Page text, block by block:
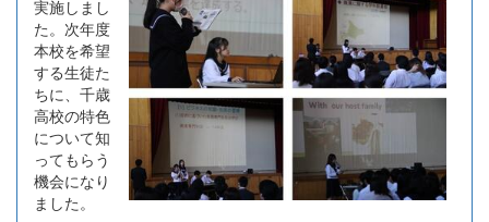
実施しまし
た。次年度
本校を希望
する生徒た
ちに、千歳
高校の特色
について知
ってもらう
機会になり
ました。